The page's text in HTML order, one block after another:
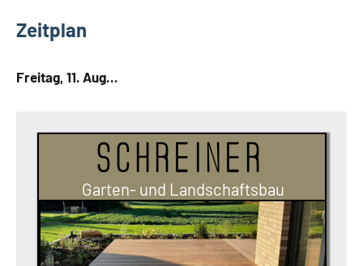
Zeitplan
Freitag, 11. Aug…
Schreiner
Garten- und Landschaftsbau